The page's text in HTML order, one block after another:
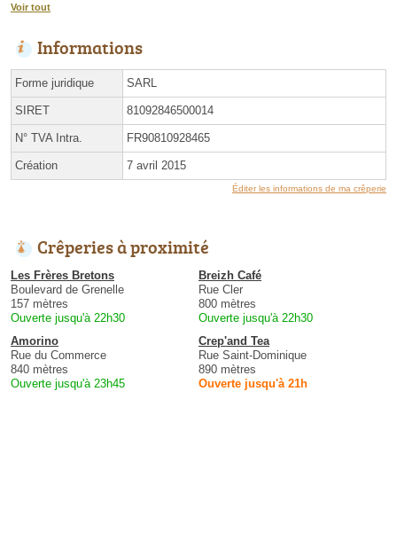
Voir tout
Informations
Forme juridique SARL
SIRET 81092846500014
N° TVA Intra. FR90810928465
Création 7 avril 2015
Éditer les informations de ma crêperie
Crêperies à proximité
Les Frères Bretons
Boulevard de Grenelle
157 mètres
Ouverte jusqu'à 22h30
Breizh Café
Rue Cler
800 mètres
Ouverte jusqu'à 22h30
Amorino
Rue du Commerce
840 mètres
Ouverte jusqu'à 23h45
Crep'and Tea
Rue Saint-Dominique
890 mètres
Ouverte jusqu'à 21h